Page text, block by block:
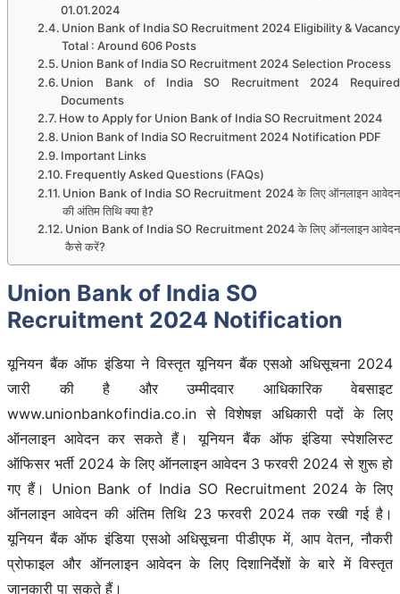
01.01.2024
Union Bank of India SO Recruitment 2024 Eligibility & Vacancy
Total : Around 606 Posts
Union Bank of India SO Recruitment 2024 Selection Process
Union Bank of India SO Recruitment 2024 Required
Documents
How to Apply for Union Bank of India SO Recruitment 2024
Union Bank of India SO Recruitment 2024 Notification PDF
Important Links
Frequently Asked Questions (FAQs)
Union Bank of India SO Recruitment 2024 के लिए ऑनलाइन आवेदन
की अंतिम तिथि क्या है?
Union Bank of India SO Recruitment 2024 के लिए ऑनलाइन आवेदन
कैसे करें?
Union Bank of India SO
Recruitment 2024 Notification
यूनियन बैंक ऑफ इंडिया ने विस्तृत यूनियन बैंक एसओ अधिसूचना 2024
जारी की है और उम्मीदवार आधिकारिक वेबसाइट
www.unionbankofindia.co.in से विशेषज्ञ अधिकारी पदों के लिए
ऑनलाइन आवेदन कर सकते हैं। यूनियन बैंक ऑफ इंडिया स्पेशलिस्ट
ऑफिसर भर्ती 2024 के लिए ऑनलाइन आवेदन 3 फरवरी 2024 से शुरू हो
गए हैं। Union Bank of India SO Recruitment 2024 के लिए
ऑनलाइन आवेदन की अंतिम तिथि 23 फरवरी 2024 तक रखी गई है।
यूनियन बैंक ऑफ इंडिया एसओ अधिसूचना पीडीएफ में, आप वेतन, नौकरी
प्रोफाइल और ऑनलाइन आवेदन के लिए दिशानिर्देशों के बारे में विस्तृत
जानकारी पा सकते हैं।